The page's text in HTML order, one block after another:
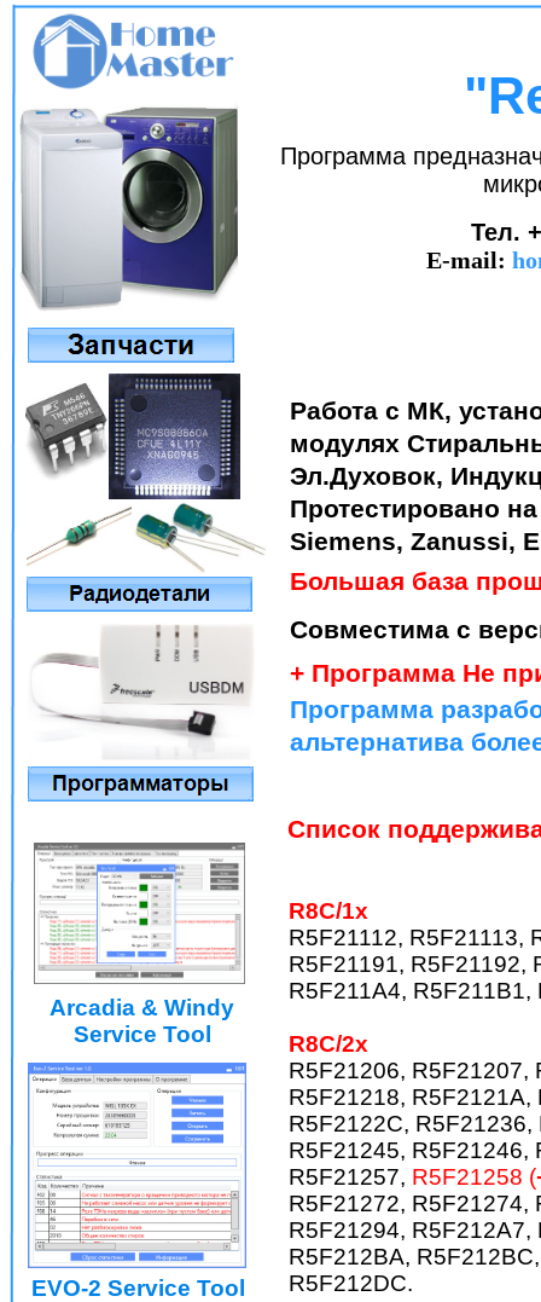
Тел.
E-mail:
Программа
Работа с МК,
модулях
Эл.Духовок,
Протестировано
Siemens, Zanussi,
Большая база
Совместима с
+ Программа Не
Программа
альтернатива
R8C/1x
R5F21112, R5F21113,
R5F21191, R5F21192,
R5F211A4,
R8C/2x
R5F21206, R5F21207,
R5F21218,
R5F2122C,
R5F21245, R5F21246,
R5F21257, R5F21258 (
R5F21272, R5F21274,
R5F21294,
R5F212BA,
R5F212DC.
Список
EVO-2 Service Tool
Arcadia & Windy
Service Tool